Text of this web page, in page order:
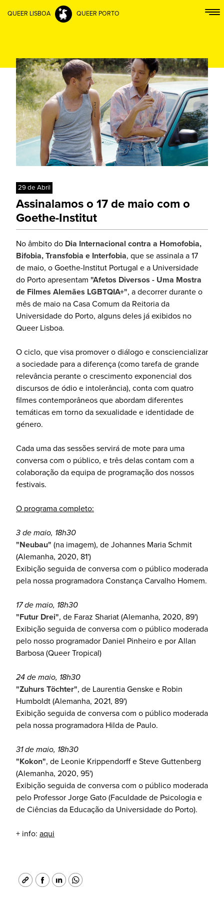
QUEER LISBOA QUEER PORTO
29 de Abril
Assinalamos o 17 de maio com o
Goethe-Institut
No âmbito do Dia Internacional contra a Homofobia,
Bifobia, Transfobia e Interfobia, que se assinala a 17
de maio, o Goethe-Institut Portugal e a Universidade
do Porto apresentam "Afetos Diversos - Uma Mostra
de Filmes Alemães LGBTQIA+", a decorrer durante o
mês de maio na Casa Comum da Reitoria da
Universidade do Porto, alguns deles já exibidos no
Queer Lisboa.
O ciclo, que visa promover o diálogo e consciencializar
a sociedade para a diferença (como tarefa de grande
relevância perante o crescimento exponencial dos
discursos de ódio e intolerância), conta com quatro
filmes contemporâneos que abordam diferentes
temáticas em torno da sexualidade e identidade de
género.
Cada uma das sessões servirá de mote para uma
conversa com o público, e três delas contam com a
colaboração da equipa de programação dos nossos
festivais.
O programa completo:
3 de maio, 18h30
"Neubau" (na imagem), de Johannes Maria Schmit
(Alemanha, 2020, 81')
Exibição seguida de conversa com o público moderada
pela nossa programadora Constança Carvalho Homem.
17 de maio, 18h30
"Futur Drei", de Faraz Shariat (Alemanha, 2020, 89')
Exibição seguida de conversa com o público moderada
pelo nosso programador Daniel Pinheiro e por Allan
Barbosa (Queer Tropical)
24 de maio, 18h30
"Zuhurs Töchter", de Laurentia Genske e Robin
Humboldt (Alemanha, 2021, 89')
Exibição seguida de conversa com o público moderada
pela nossa programadora Hilda de Paulo.
31 de maio, 18h30
"Kokon", de Leonie Krippendorff e Steve Guttenberg
(Alemanha, 2020, 95')
Exibição seguida de conversa com o público moderada
pelo Professor Jorge Gato (Faculdade de Psicologia e
de Ciências da Educação da Universidade do Porto).
+ info: aqui